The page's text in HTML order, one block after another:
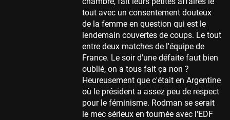
tout avec un consentement douteux
de la femme en question qui est le
lendemain couvertes de coups. Le tout
entre deux matches de l'équipe de
France. Le soir d'une défaite faut bien
oublié, on a tous fait ça non ?
Heureusement que c'était en Argentine
où le président a assez peu de respect
pour le féminisme. Rodman se serait
le mec sérieux en tournée avec l'EDF